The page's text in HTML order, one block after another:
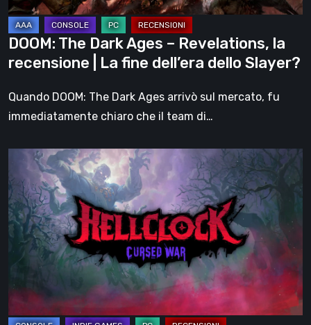
|
La
fine
dell’era
dello
Slayer?
DOOM: The Dark Ages – Revelations, la
recensione | La fine dell’era dello Slayer?
Quando DOOM: The Dark Ages arrivò sul mercato, fu
immediatamente chiaro che il team di…
Clock:
Cursed
War
–
recensione:
di
un